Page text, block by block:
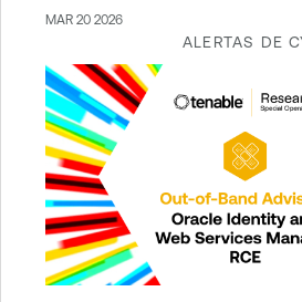
ALERTAS DE
MAR 20 2026